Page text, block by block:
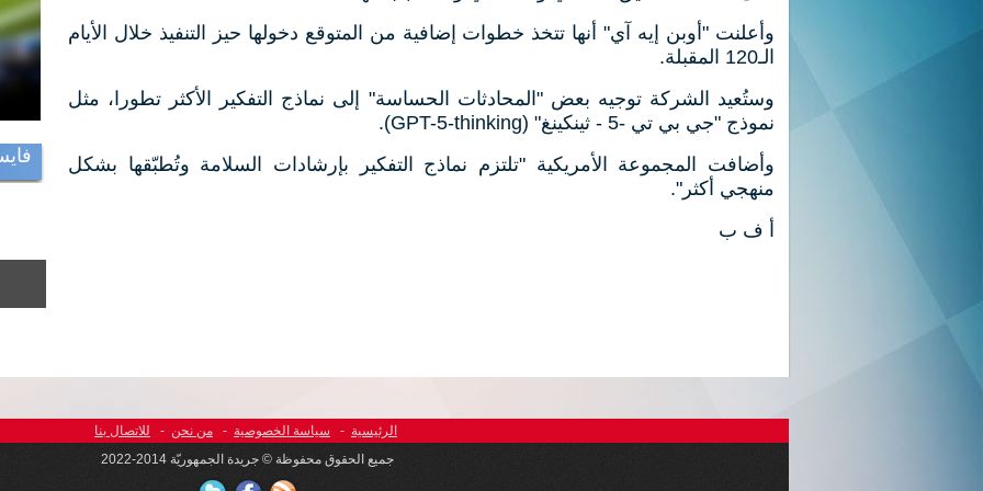
وأعلنت "أوبن إيه آي" أنها تتخذ خطوات إضافية من المتوقع دخولها حيز التنفيذ خلال الأيام
الـ120 المقبلة.
وستُعيد الشركة توجيه بعض "المحادثات الحساسة" إلى نماذج التفكير الأكثر تطورا، مثل
نموذج "جي بي تي -5 - ثينكينغ" (GPT-5-thinking).
وأضافت المجموعة الأمريكية "تلتزم نماذج التفكير بإرشادات السلامة وتُطبّقها بشكل
منهجي أكثر".
أ ف ب
الرئيسية - سياسة الخصوصية - من نحن -
للاتصال بنا
جميع الحقوق محفوظة © جريدة الجمهوريّة 2014-2022